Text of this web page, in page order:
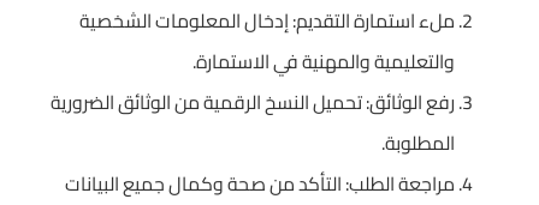
ملء استمارة التقديم: إدخال المعلومات الشخصية
والتعليمية والمهنية في الاستمارة.
رفع الوثائق: تحميل النسخ الرقمية من الوثائق الضرورية
المطلوبة.
مراجعة الطلب: التأكد من صحة وكمال جميع البيانات